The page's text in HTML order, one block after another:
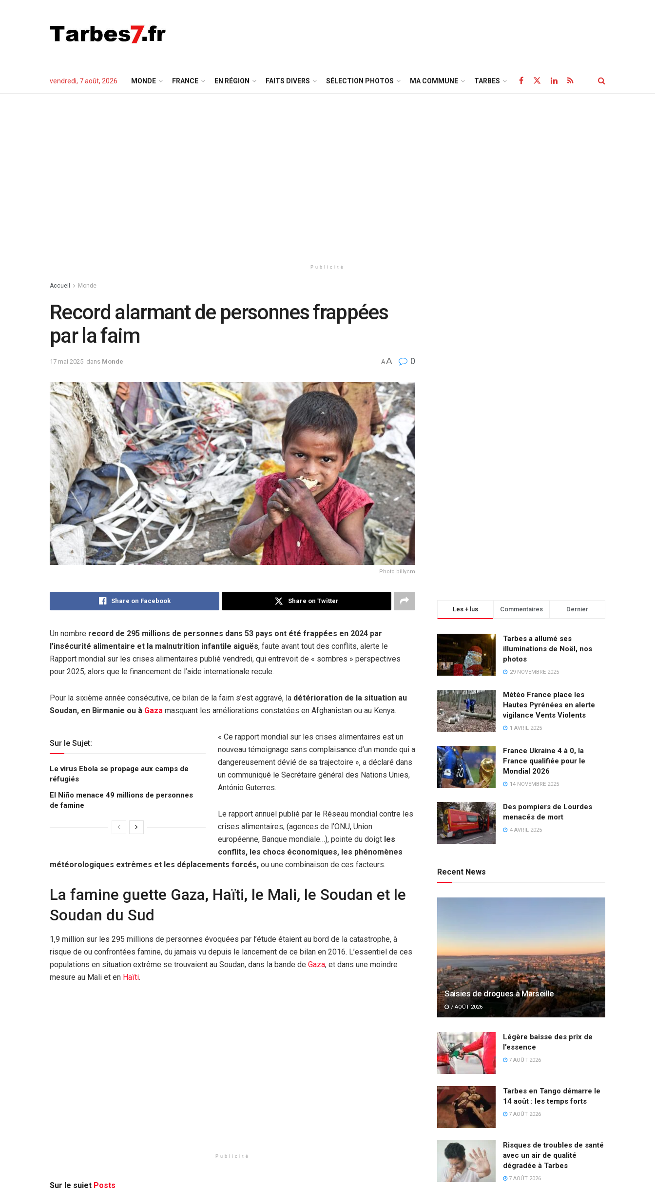
vendredi, 7 août, 2026 MONDE FRANCE EN RÉGION FAITS DIVERS SÉLECTION PHOTOS MA COMMUNE TARBES
Publicité
Accueil Monde
Record alarmant de personnes frappées
par la faim
17 mai 2025 dans Monde AA 0
Photo billycm
Share on Facebook Share on Twitter
Un nombre record de 295 millions de personnes dans 53 pays ont été frappées en 2024 par
l’insécurité alimentaire et la malnutrition infantile aiguës, faute avant tout des conflits, alerte le
Rapport mondial sur les crises alimentaires publié vendredi, qui entrevoit de « sombres » perspectives
pour 2025, alors que le financement de l’aide internationale recule.
Pour la sixième année consécutive, ce bilan de la faim s’est aggravé, la détérioration de la situation au
Soudan, en Birmanie ou à Gaza masquant les améliorations constatées en Afghanistan ou au Kenya.
Sur le Sujet:
Le virus Ebola se propage aux camps de
réfugiés
El Niño menace 49 millions de personnes
de famine
« Ce rapport mondial sur les crises alimentaires est un
nouveau témoignage sans complaisance d’un monde qui a
dangereusement dévié de sa trajectoire », a déclaré dans
un communiqué le Secrétaire général des Nations Unies,
António Guterres.
Le rapport annuel publié par le Réseau mondial contre les
crises alimentaires, (agences de l’ONU, Union
européenne, Banque mondiale…), pointe du doigt les
conflits, les chocs économiques, les phénomènes
météorologiques extrêmes et les déplacements forcés, ou une combinaison de ces facteurs.
La famine guette Gaza, Haïti, le Mali, le Soudan et le
Soudan du Sud
1,9 million sur les 295 millions de personnes évoquées par l’étude étaient au bord de la catastrophe, à
risque de ou confrontées famine, du jamais vu depuis le lancement de ce bilan en 2016. L’essentiel de ces
populations en situation extrême se trouvaient au Soudan, dans la bande de Gaza, et dans une moindre
mesure au Mali et en Haïti.
Publicité
Sur le sujet Posts
Les + lus Commentaires Dernier
Tarbes a allumé ses
illuminations de Noël, nos
photos
29 NOVEMBRE 2025
Météo France place les
Hautes Pyrénées en alerte
vigilance Vents Violents
1 AVRIL 2025
France Ukraine 4 à 0, la
France qualifiée pour le
Mondial 2026
14 NOVEMBRE 2025
Des pompiers de Lourdes
menacés de mort
4 AVRIL 2025
Recent News
Saisies de drogues à Marseille
7 AOÛT 2026
Légère baisse des prix de
l’essence
7 AOÛT 2026
Tarbes en Tango démarre le
14 août : les temps forts
7 AOÛT 2026
Risques de troubles de santé
avec un air de qualité
dégradée à Tarbes
7 AOÛT 2026